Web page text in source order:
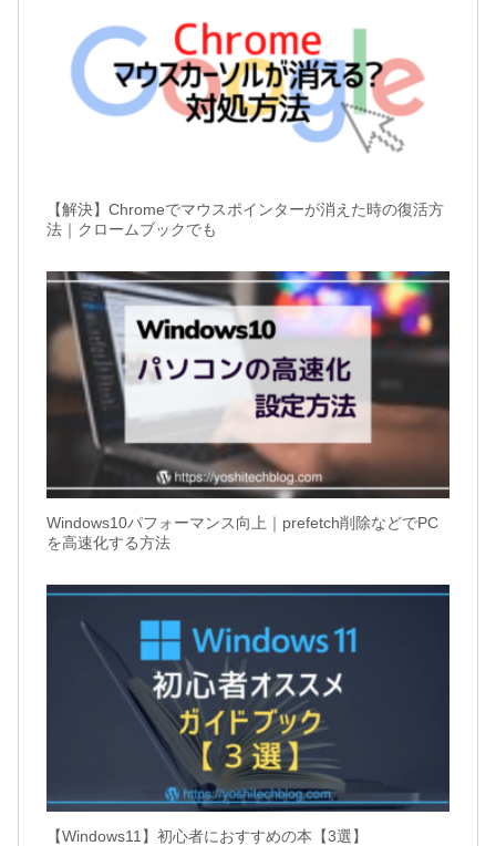
【解決】Chromeでマウスポインターが消えた時の復活方
法｜クロームブックでも
Windows10パフォーマンス向上｜prefetch削除などでPC
を高速化する方法
【Windows11】初心者におすすめの本【3選】